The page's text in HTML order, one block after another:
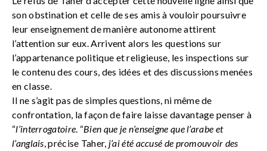
son obstination et celle de ses amis à vouloir poursuivre
leur enseignement de manière autonome attirent
l’attention sur eux. Arrivent alors les questions sur
l’appartenance politique et religieuse, les inspections sur
le contenu des cours, des idées et des discussions menées
en classe.
Il ne s’agit pas de simples questions, ni même de
confrontation, la façon de faire laisse davantage penser à
“l’interrogatoire. “Bien que je n’enseigne que l’arabe et
l’anglais, précise Taher, j’ai été accusé de promouvoir des